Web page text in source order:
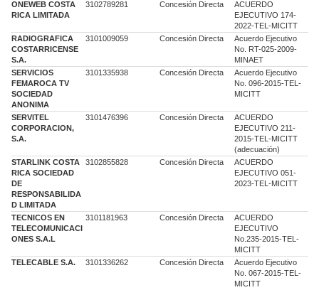
ONEWEB COSTA
RICA LIMITADA
3102789281 Concesión Directa
ACUERDO
EJECUTIVO 174-
2022-TEL-MICITT
RADIOGRAFICA
COSTARRICENSE
S.A.
3101009059 Concesión Directa
Acuerdo Ejecutivo
No. RT-025-2009-
MINAET
SERVICIOS
FEMAROCA TV
SOCIEDAD
ANONIMA
3101335938 Concesión Directa
Acuerdo Ejecutivo
No. 096-2015-TEL-
MICITT
SERVITEL
CORPORACION,
S.A.
3101476396 Concesión Directa
ACUERDO
EJECUTIVO 211-
2015-TEL-MICITT
(adecuación)
STARLINK COSTA
RICA SOCIEDAD
DE
RESPONSABILIDA
D LIMITADA
3102855828 Concesión Directa
ACUERDO
EJECUTIVO 051-
2023-TEL-MICITT
TECNICOS EN
TELECOMUNICACI
ONES S.A.L
3101181963 Concesión Directa
ACUERDO
EJECUTIVO
No.235-2015-TEL-
MICITT
TELECABLE S.A.
3101336262 Concesión Directa
Acuerdo Ejecutivo
No. 067-2015-TEL-
MICITT